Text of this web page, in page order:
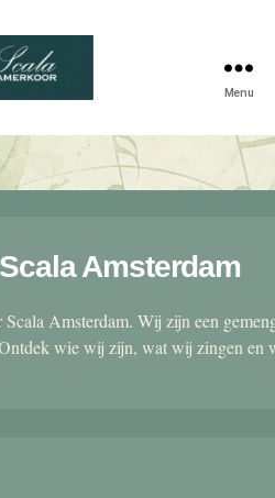
kamerkoor
Menu
Amsterdam
Amsterdam. Wij zijn een
wie wij zijn, wat wij zingen en